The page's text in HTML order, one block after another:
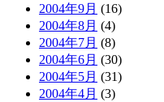
2004年9月 (16)
2004年8月 (4)
2004年7月 (8)
2004年6月 (30)
2004年5月 (31)
2004年4月 (3)